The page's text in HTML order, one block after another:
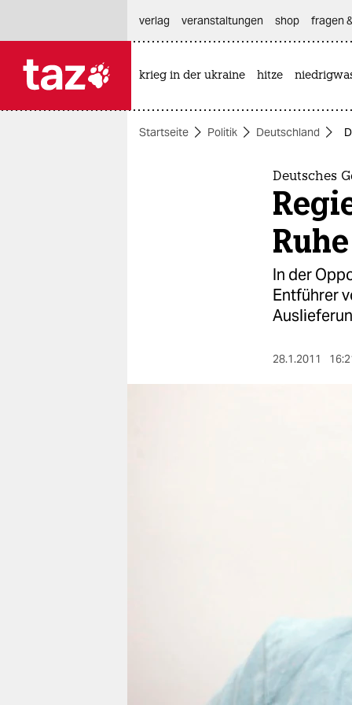
themen
nord
genossenschaft
verlag
veranstaltungen shop fragen
krieg in der ukraine hitze
Startseite Politik Deutschland
Deutsches
Ruhe
In der
Entführer
28.1.2011